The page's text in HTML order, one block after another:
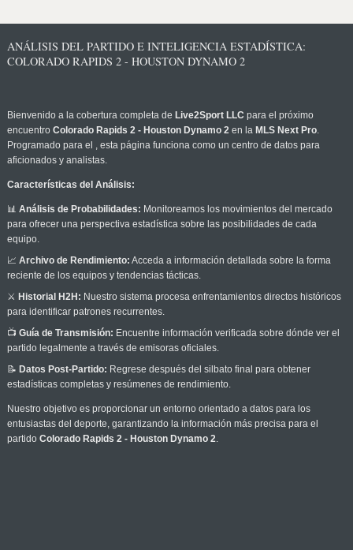
ANÁLISIS DEL PARTIDO E INTELIGENCIA ESTADÍSTICA:
COLORADO RAPIDS 2 - HOUSTON DYNAMO 2
Bienvenido a la cobertura completa de Live2Sport LLC para el próximo
encuentro Colorado Rapids 2 - Houston Dynamo 2en la MLS Next Pro.
Programado para el , esta página funciona como un centro de datos para
aficionados y analistas.
Características del Análisis:
📊 Análisis de Probabilidades: Monitoreamos los movimientos del mercado
para ofrecer una perspectiva estadística sobre las posibilidades de cada
equipo.
📈 Archivo de Rendimiento: Acceda a información detallada sobre la forma
reciente de los equipos y tendencias tácticas.
⚔️ Historial H2H: Nuestro sistema procesa enfrentamientos directos históricos
para identificar patrones recurrentes.
📺 Guía de Transmisión: Encuentre información verificada sobre dónde ver el
partido legalmente a través de emisoras oficiales.
📝 Datos Post-Partido: Regrese después del silbato final para obtener
estadísticas completas y resúmenes de rendimiento.
Nuestro objetivo es proporcionar un entorno orientado a datos para los
entusiastas del deporte, garantizando la información más precisa para el
partido Colorado Rapids 2 - Houston Dynamo 2.